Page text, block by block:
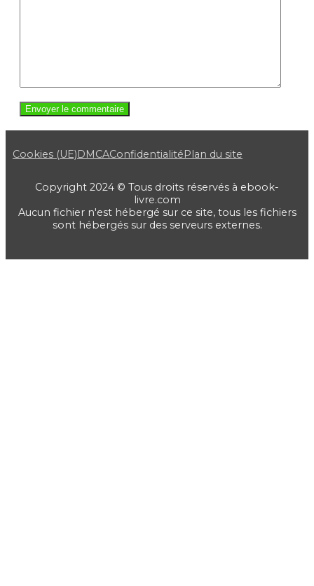
Cookies (UE)DMCAConfidentialitéPlan du site
Copyright 2024 © Tous droits réservés à ebook-
livre.com
Aucun fichier n'est hébergé sur ce site, tous les fichiers
sont hébergés sur des serveurs externes.